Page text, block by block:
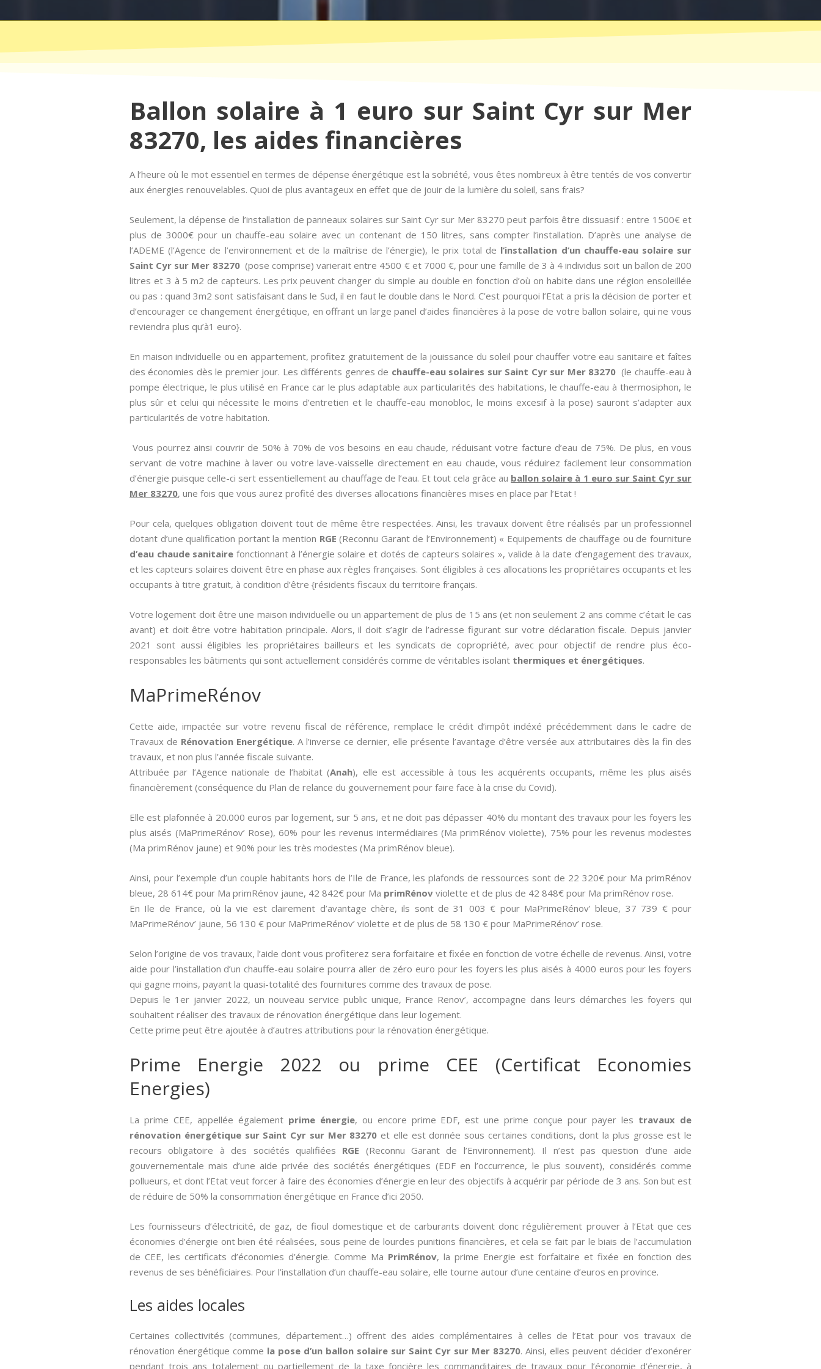
Ballon solaire à 1 euro sur Saint Cyr sur Mer
83270, les aides financières
A l’heure où le mot essentiel en termes de dépense énergétique est la sobriété, vous êtes nombreux à être tentés de vos convertir
aux énergies renouvelables. Quoi de plus avantageux en effet que de jouir de la lumière du soleil, sans frais?
Seulement, la dépense de l’installation de panneaux solaires sur Saint Cyr sur Mer 83270 peut parfois être dissuasif : entre 1500€ et
plus de 3000€ pour un chauffe-eau solaire avec un contenant de 150 litres, sans compter l’installation. D’après une analyse de
l’ADEME (l’Agence de l’environnement et de la maîtrise de l’énergie), le prix total de l’installation d’un chauffe-eau solaire sur
Saint Cyr sur Mer 83270(pose comprise) varierait entre 4500 € et 7000 €, pour une famille de 3 à 4 individus soit un ballon de 200
litres et 3 à 5 m2 de capteurs. Les prix peuvent changer du simple au double en fonction d’où on habite dans une région ensoleillée
ou pas : quand 3m2 sont satisfaisant dans le Sud, il en faut le double dans le Nord. C’est pourquoi l’Etat a pris la décision de porter et
d’encourager ce changement énergétique, en offrant un large panel d’aides financières à la pose de votre ballon solaire, qui ne vous
reviendra plus qu’à1 euro}.
En maison individuelle ou en appartement, profitez gratuitement de la jouissance du soleil pour chauffer votre eau sanitaire et faîtes
des économies dès le premier jour. Les différents genres de chauffe-eau solaires sur Saint Cyr sur Mer 83270 (le chauffe-eau à
pompe électrique, le plus utilisé en France car le plus adaptable aux particularités des habitations, le chauffe-eau à thermosiphon, le
plus sûr et celui qui nécessite le moins d’entretien et le chauffe-eau monobloc, le moins excesif à la pose) sauront s’adapter aux
particularités de votre habitation.
Vous pourrez ainsi couvrir de 50% à 70% de vos besoins en eau chaude, réduisant votre facture d’eau de 75%. De plus, en vous
servant de votre machine à laver ou votre lave-vaisselle directement en eau chaude, vous réduirez facilement leur consommation
d’énergie puisque celle-ci sert essentiellement au chauffage de l’eau. Et tout cela grâce au ballon solaire à 1 euro sur Saint Cyr sur
Mer 83270, une fois que vous aurez profité des diverses allocations financières mises en place par l’Etat !
Pour cela, quelques obligation doivent tout de même être respectées. Ainsi, les travaux doivent être réalisés par un professionnel
dotant d’une qualification portant la mention RGE(Reconnu Garant de l’Environnement) « Equipements de chauffage ou de fourniture
d’eau chaude sanitaire fonctionnant à l’énergie solaire et dotés de capteurs solaires », valide à la date d’engagement des travaux,
et les capteurs solaires doivent être en phase aux règles françaises. Sont éligibles à ces allocations les propriétaires occupants et les
occupants à titre gratuit, à condition d’être {résidents fiscaux du territoire français.
Votre logement doit être une maison individuelle ou un appartement de plus de 15 ans (et non seulement 2 ans comme c’était le cas
avant) et doit être votre habitation principale. Alors, il doit s’agir de l’adresse figurant sur votre déclaration fiscale. Depuis janvier
2021 sont aussi éligibles les propriétaires bailleurs et les syndicats de copropriété, avec pour objectif de rendre plus éco-
responsables les bâtiments qui sont actuellement considérés comme de véritables isolant thermiques et énergétiques.
MaPrimeRénov
Cette aide, impactée sur votre revenu fiscal de référence, remplace le crédit d’impôt indéxé précédemment dans le cadre de
Travaux de Rénovation Energétique. A l’inverse ce dernier, elle présente l’avantage d’être versée aux attributaires dès la fin des
travaux, et non plus l’année fiscale suivante.
Attribuée par l’Agence nationale de l’habitat (Anah), elle est accessible à tous les acquérents occupants, même les plus aisés
financièrement (conséquence du Plan de relance du gouvernement pour faire face à la crise du Covid).
Elle est plafonnée à 20.000 euros par logement, sur 5 ans, et ne doit pas dépasser 40% du montant des travaux pour les foyers les
plus aisés (MaPrimeRénov’ Rose), 60% pour les revenus intermédiaires (Ma primRénov violette), 75% pour les revenus modestes
(Ma primRénov jaune) et 90% pour les très modestes (Ma primRénov bleue).
Ainsi, pour l’exemple d’un couple habitants hors de l’Ile de France, les plafonds de ressources sont de 22 320€ pour Ma primRénov
bleue, 28 614€ pour Ma primRénov jaune, 42 842€ pour Ma primRénov violette et de plus de 42 848€ pour Ma primRénov rose.
En Ile de France, où la vie est clairement d’avantage chère, ils sont de 31 003 € pour MaPrimeRénov’ bleue, 37 739 € pour
MaPrimeRénov’ jaune, 56 130 € pour MaPrimeRénov’ violette et de plus de 58 130 € pour MaPrimeRénov’ rose.
Selon l’origine de vos travaux, l’aide dont vous profiterez sera forfaitaire et fixée en fonction de votre échelle de revenus. Ainsi, votre
aide pour l’installation d’un chauffe-eau solaire pourra aller de zéro euro pour les foyers les plus aisés à 4000 euros pour les foyers
qui gagne moins, payant la quasi-totalité des fournitures comme des travaux de pose.
Depuis le 1er janvier 2022, un nouveau service public unique, France Renov’, accompagne dans leurs démarches les foyers qui
souhaitent réaliser des travaux de rénovation énergétique dans leur logement.
Cette prime peut être ajoutée à d’autres attributions pour la rénovation énergétique.
Prime Energie 2022 ou prime CEE (Certificat Economies
Energies)
La prime CEE, appellée également prime énergie, ou encore prime EDF, est une prime conçue pour payer les travaux de
rénovation énergétique sur Saint Cyr sur Mer 83270 et elle est donnée sous certaines conditions, dont la plus grosse est le
recours obligatoire à des sociétés qualifiées RGE (Reconnu Garant de l’Environnement). Il n’est pas question d’une aide
gouvernementale mais d’une aide privée des sociétés énergétiques (EDF en l’occurrence, le plus souvent), considérés comme
pollueurs, et dont l’Etat veut forcer à faire des économies d’énergie en leur des objectifs à acquérir par période de 3 ans. Son but est
de réduire de 50% la consommation énergétique en France d’ici 2050.
Les fournisseurs d’électricité, de gaz, de fioul domestique et de carburants doivent donc régulièrement prouver à l’Etat que ces
économies d’énergie ont bien été réalisées, sous peine de lourdes punitions financières, et cela se fait par le biais de l’accumulation
de CEE, les certificats d’économies d’énergie. Comme Ma PrimRénov, la prime Energie est forfaitaire et fixée en fonction des
revenus de ses bénéficiaires. Pour l’installation d’un chauffe-eau solaire, elle tourne autour d’une centaine d’euros en province.
Les aides locales
Certaines collectivités (communes, département…) offrent des aides complémentaires à celles de l’Etat pour vos travaux de
rénovation énergétique comme la pose d’un ballon solaire sur Saint Cyr sur Mer 83270. Ainsi, elles peuvent décider d’exonérer
pendant trois ans totalement ou partiellement de la taxe foncière les commanditaires de travaux pour l’économie d’énergie, à